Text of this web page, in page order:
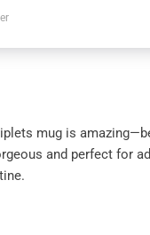
mug is
and perfect for